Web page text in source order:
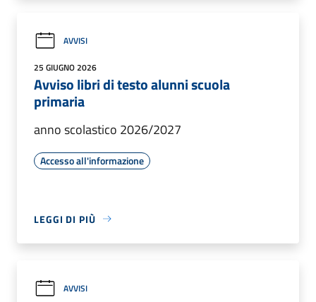
AVVISI
25 GIUGNO 2026
Avviso libri di testo alunni scuola
primaria
anno scolastico 2026/2027
Accesso all'informazione
LEGGI DI PIÙ
AVVISI